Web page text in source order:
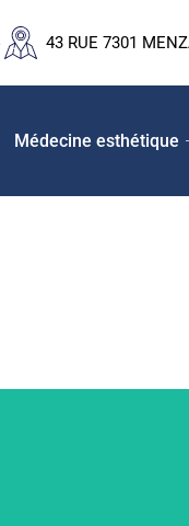
43 RUE 7301
Médecine esthétique